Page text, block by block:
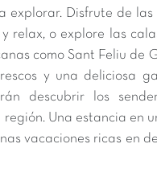
explorar. Disfrute de
relax, o explore las
como Sant Feliu de
y una deliciosa
descubrir los
Una estancia en
vacaciones ricas en